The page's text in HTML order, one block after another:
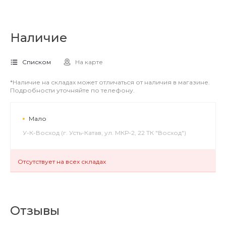
Наличие
Списком На карте
*Наличие на складах может отличаться от наличия в магазине.
Подробности уточняйте по телефону.
Мало
У-К-Восход (г. Усть-Катав, ул. МКР-2, 22 ТК "Восход")
Отсутствует на всех складах
Отзывы